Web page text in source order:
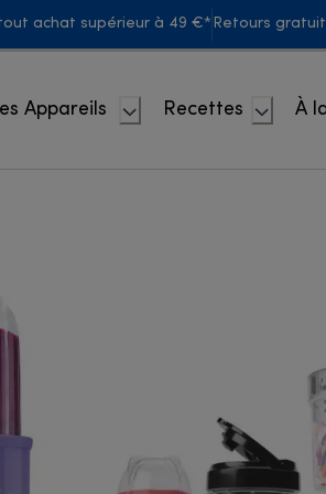
achat supérieur à 49 €* Retours
Appareils Recettes À